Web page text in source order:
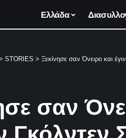
Ελλάδα
STORIES > Ξεκίνησε σαν Όνειρο και
σαν